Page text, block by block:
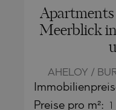
Meerblick
AHELOY /
Preise pro m²: